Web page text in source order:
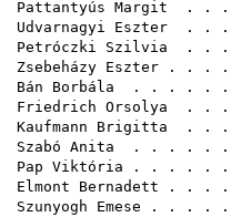
Pattantyús Margit . . .
Udvarnagyi Eszter . . .
Petróczki Szilvia . . .
Zsebeházy Eszter . . . .
Bán Borbála . . . . . .
Friedrich Orsolya . . .
Kaufmann Brigitta . . .
Szabó Anita . . . . . .
Pap Viktória . . . . . .
Elmont Bernadett . . . .
Szunyogh Emese . . . . .